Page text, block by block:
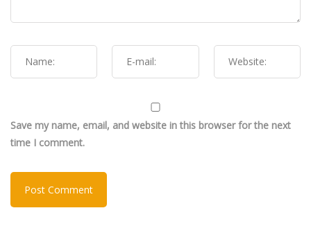
Save my name, email, and website in this browser for the next
time I comment.